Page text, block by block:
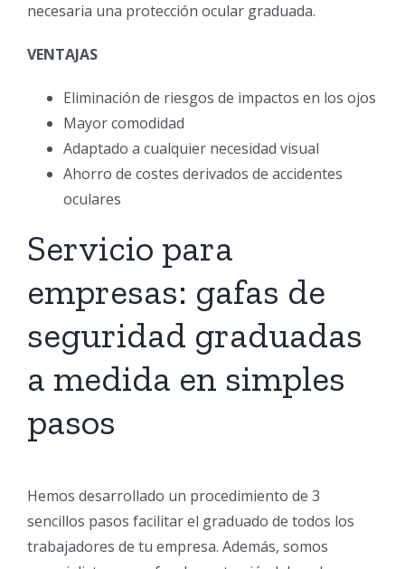
necesaria una protección ocular graduada.
VENTAJAS
Eliminación de riesgos de impactos en los ojos
Mayor comodidad
Adaptado a cualquier necesidad visual
Ahorro de costes derivados de accidentes
oculares
Servicio para
empresas: gafas de
seguridad graduadas
a medida en simples
pasos
Hemos desarrollado un procedimiento de 3
sencillos pasos facilitar el graduado de todos los
trabajadores de tu empresa. Además, somos